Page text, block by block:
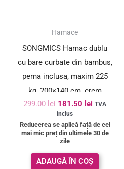
Hamace
SONGMICS Hamac dublu
cu bare curbate din bambus,
perna inclusa, maxim 225
kg, 200×140 cm, crem
299.00lei 181.50 lei TVA
inclus
Reducerea se aplică față de cel
mai mic preț din ultimele 30 de
zile
ADAUGĂ ÎN COȘ